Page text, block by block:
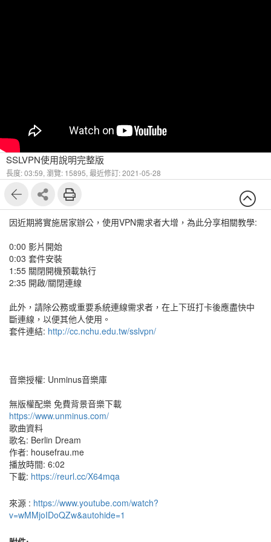
SSLVPN使用說明完整版
長度: 03:59, 瀏覽: 15895, 最近修訂: 2021-05-28
因近期將實施居家辦公，使用VPN需求者大增，為此分享相關教學:
0:00 影片開始
0:03 套件安裝
1:55 關閉開機預載執行
2:35 開啟/關閉連線
此外，請除公務或重要系統連線需求者，在上下班打卡後應盡快中
斷連線，以便其他人使用。
套件連結: http://cc.nchu.edu.tw/sslvpn/
音樂授權: Unminus音樂庫
無版權配樂 免費背景音樂下載
https://www.unminus.com/
歌曲資料
歌名: Berlin Dream
作者: housefrau.me
播放時間: 6:02
下載: https://reurl.cc/X64mqa
來源 : https://www.youtube.com/watch?
v=wMMjoIDoQZw&autohide=1